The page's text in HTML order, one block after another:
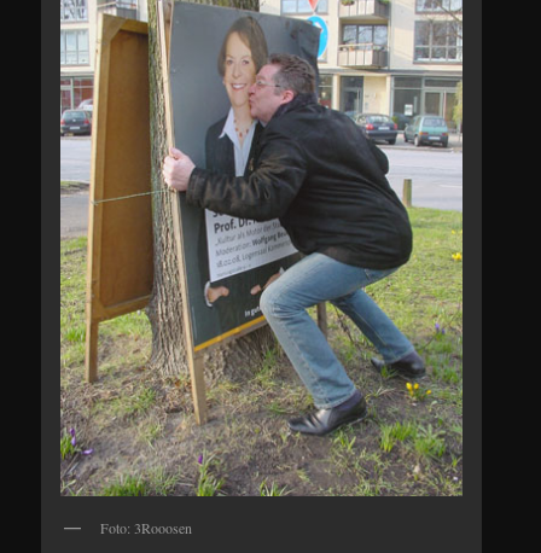
Foto: 3Rooosen